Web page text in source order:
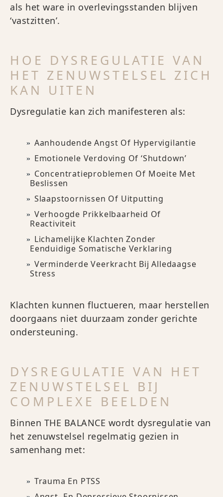
als het ware in overlevingsstanden blijven
‘vastzitten’.
HOE DYSREGULATIE VAN
HET ZENUWSTELSEL ZICH
KAN UITEN
Dysregulatie kan zich manifesteren als:
Aanhoudende Angst Of Hypervigilantie
Emotionele Verdoving Of ‘shutdown’
Concentratieproblemen Of Moeite Met
Beslissen
Slaapstoornissen Of Uitputting
Verhoogde Prikkelbaarheid Of
Reactiviteit
Lichamelijke Klachten Zonder
Eenduidige Somatische Verklaring
Verminderde Veerkracht Bij Alledaagse
Stress
Klachten kunnen fluctueren, maar herstellen
doorgaans niet duurzaam zonder gerichte
ondersteuning.
DYSREGULATIE VAN HET
ZENUWSTELSEL BIJ
COMPLEXE BEELDEN
Binnen THE BALANCE wordt dysregulatie van
het zenuwstelsel regelmatig gezien in
samenhang met:
Trauma En PTSS